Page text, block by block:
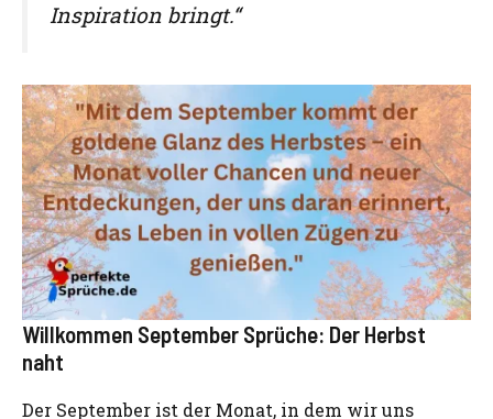
Inspiration bringt.“
Willkommen September Sprüche: Der Herbst
naht
Der September ist der Monat, in dem wir uns